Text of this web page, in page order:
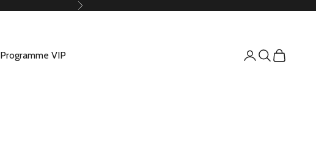
Suivant
Programme VIP Connexion
Recherche
Panier